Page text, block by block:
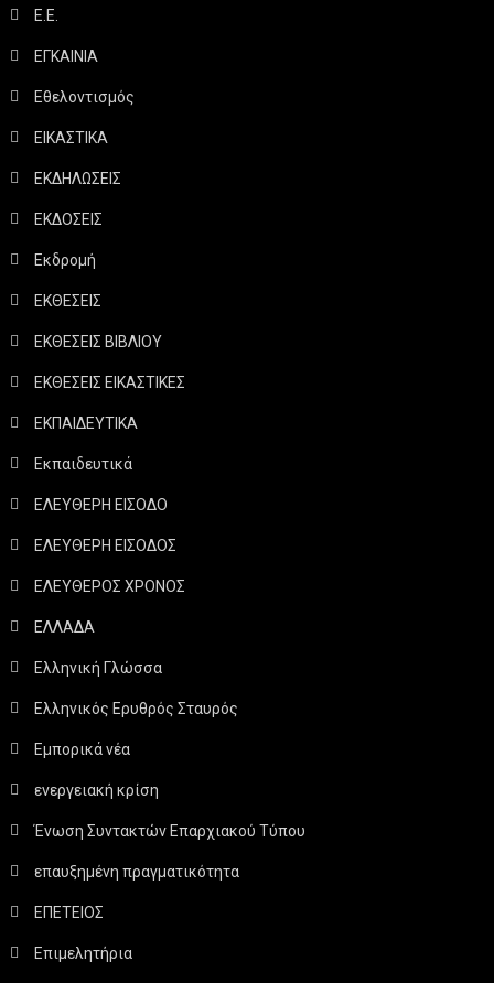
Ε.Ε.
ΕΓΚΑΙΝΙΑ
Εθελοντισμός
ΕΙΚΑΣΤΙΚΑ
ΕΚΔΗΛΩΣΕΙΣ
ΕΚΔΟΣΕΙΣ
Εκδρομή
ΕΚΘΕΣΕΙΣ
ΕΚΘΕΣΕΙΣ ΒΙΒΛΙΟΥ
ΕΚΘΕΣΕΙΣ ΕΙΚΑΣΤΙΚΕΣ
ΕΚΠΑΙΔΕΥΤΙΚΑ
Εκπαιδευτικά
ΕΛΕΥΘΕΡΗ ΕΙΣΟΔΟ
ΕΛΕΥΘΕΡΗ ΕΙΣΟΔΟΣ
ΕΛΕΥΘΕΡΟΣ ΧΡΟΝΟΣ
ΕΛΛΑΔΑ
Ελληνική Γλώσσα
Ελληνικός Ερυθρός Σταυρός
Εμπορικά νέα
ενεργειακή κρίση
Ένωση Συντακτών Επαρχιακού Τύπου
επαυξημένη πραγματικότητα
ΕΠΕΤΕΙΟΣ
Επιμελητήρια